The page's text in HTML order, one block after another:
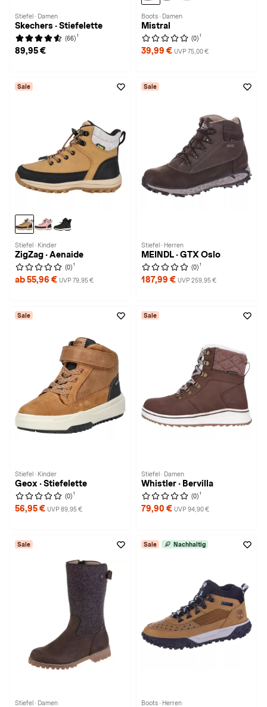
Stiefel · Damen
Skechers · Stiefelette
(66) 1
89,95 €
Boots · Damen
Mistral
(0) 1
39,99 € UVP 75,00 €
Sale
Stiefel · Kinder
ZigZag · Aenaide
(0) 1
ab 55,96 € UVP 79,95 €
Sale
Stiefel · Herren
MEINDL · GTX Oslo
(0) 1
187,99 € UVP 259,95 €
Sale
Stiefel · Kinder
Geox · Stiefelette
(0) 1
56,95 € UVP 89,95 €
Sale
Stiefel · Damen
Whistler · Bervilla
(0) 1
79,90 € UVP 94,90 €
Sale
Stiefel · Damen
Sale Nachhaltig
Boots · Herren